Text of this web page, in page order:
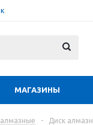
МАГАЗИНЫ
-
Диск